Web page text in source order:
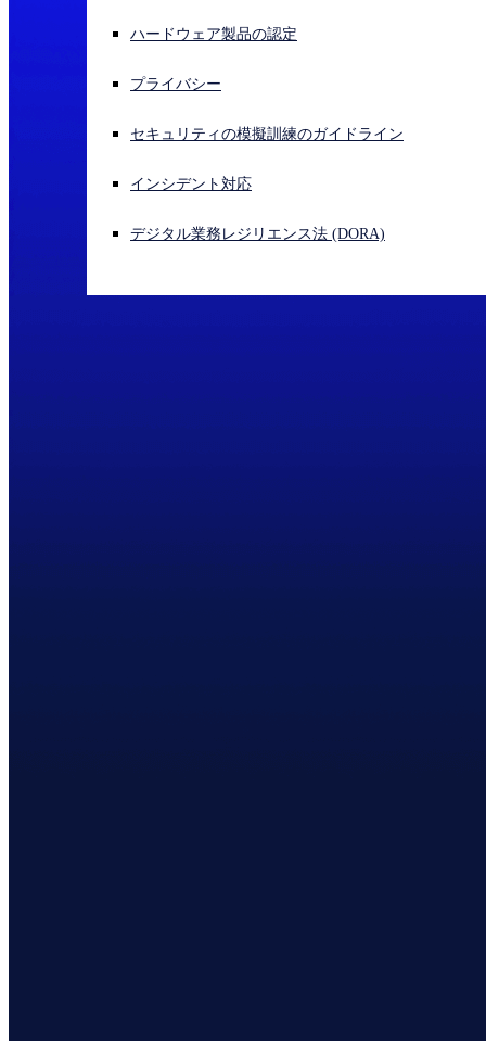
サイバー攻撃を受けている場合、連絡先はこちら
ハードウェア製品の認定
プライバシー
セキュリティの模擬訓練のガイドライン
インシデント対応
デジタル業務レジリエンス法 (DORA)